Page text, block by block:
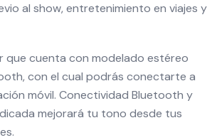
al show, entretenimiento en viajes y
que cuenta con modelado estéreo
con el cual podrás conectarte a
móvil. Conectividad Bluetooth y
mejorará tu tono desde tus